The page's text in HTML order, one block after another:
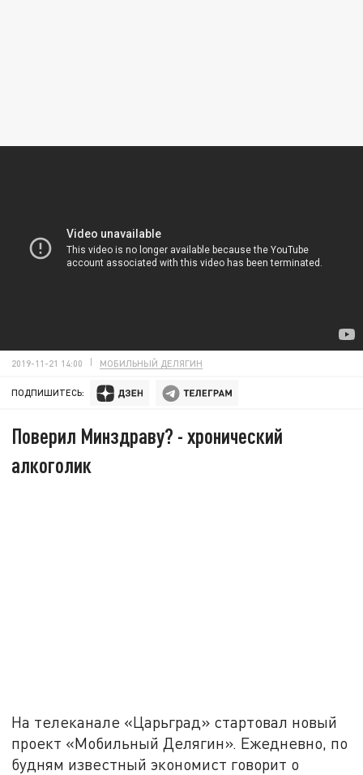
2019-11-21 14:00 МОБИЛЬНЫЙ ДЕЛЯГИН
ПОДПИШИТЕСЬ:
Поверил Минздраву? - хронический
алкоголик
На телеканале «Царьград» стартовал новый
проект «Мобильный Делягин». Ежедневно, по
будням известный экономист говорит о